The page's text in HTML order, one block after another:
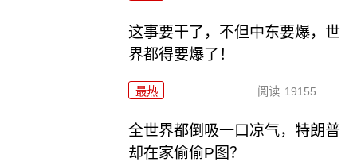
这事要干了，不但中东要爆，世
界都得要爆了！
最热 阅读 19155
全世界都倒吸一口凉气，特朗普
却在家偷偷P图？